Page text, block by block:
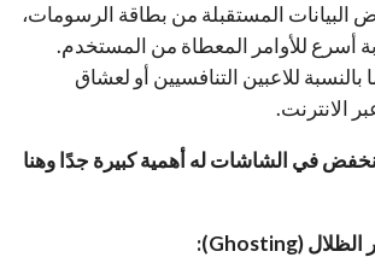
المستقبلة من بطاقة الرسومات،
أسرع للأوامر المعطاة من المستخدم.
للاعبين التنافسيين أو لعشاق
الانترنت.
في الشاشات له أهمية كبيرة جدًا وهنا
الظلال(
Ghosting
):